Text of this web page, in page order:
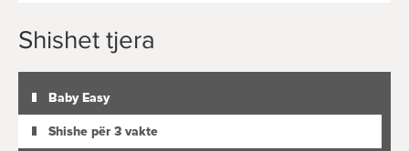
Shishet tjera
Baby Easy
Shishe për 3 vakte